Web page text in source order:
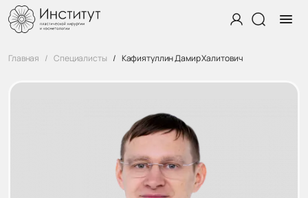
Главная Специалисты Кафиятуллин Дамир Халитович